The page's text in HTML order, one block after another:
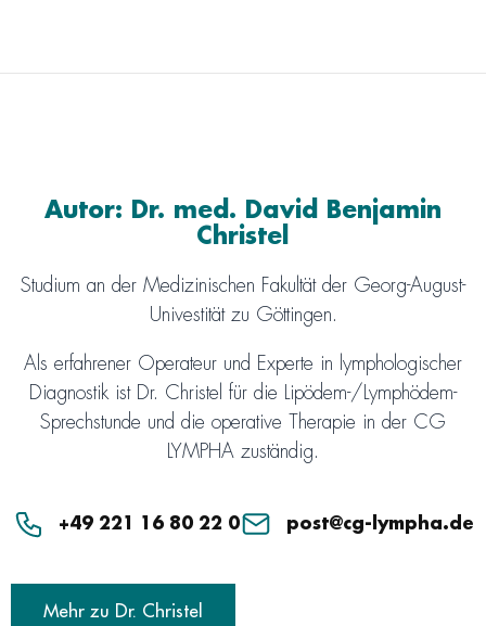
Autor: Dr. med. David Benjamin
Christel
Studium an der Medizinischen Fakultät der Georg-August-
Univestität zu Göttingen.
Als erfahrener Operateur und Experte in lymphologischer
Diagnostik ist Dr. Christel für die Lipödem-/Lymphödem-
Sprechstunde und die operative Therapie in der CG
LYMPHA zuständig.
+49 221 16 80 22 0 post@cg-lympha.de
Mehr zu Dr. Christel